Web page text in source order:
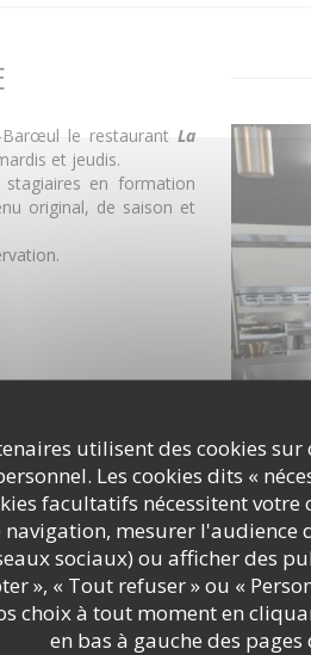
utilisent des cookies
Les cookies dits «
facultatifs nécessitent votre
navigation, mesurer
sociaux) ou afficher des
», « Tout refuser » ou «
choix à tout moment en
en bas à gauche des pages
le restaurant La
et jeudis.
en formation
original, de saison et